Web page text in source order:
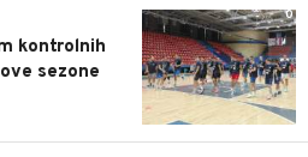
0
kontrolnih
sezone